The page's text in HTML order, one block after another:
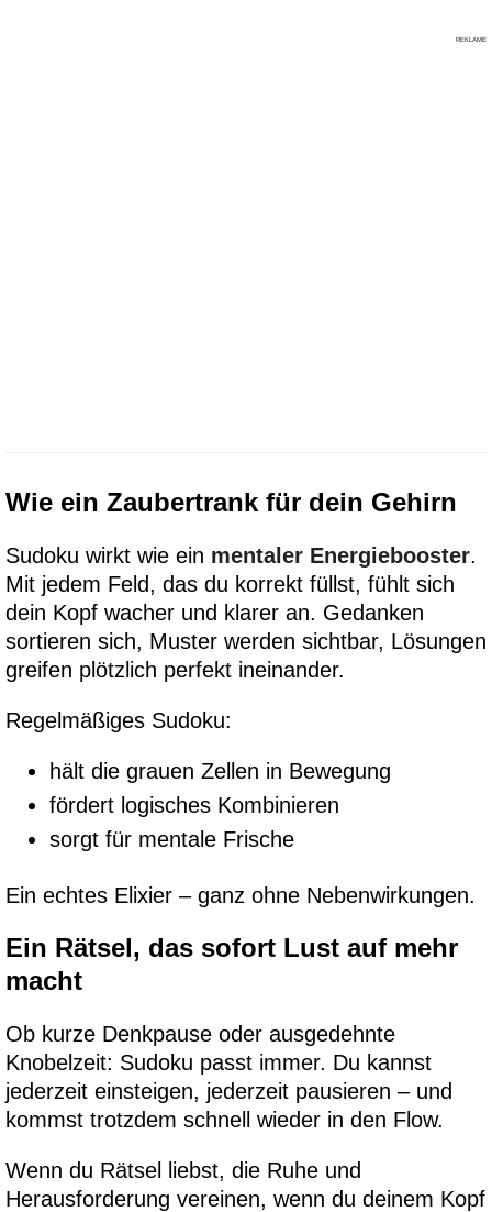
REKLAME
Wie ein Zaubertrank für dein Gehirn
Sudoku wirkt wie ein mentaler Energiebooster.
Mit jedem Feld, das du korrekt füllst, fühlt sich
dein Kopf wacher und klarer an. Gedanken
sortieren sich, Muster werden sichtbar, Lösungen
greifen plötzlich perfekt ineinander.
Regelmäßiges Sudoku:
hält die grauen Zellen in Bewegung
fördert logisches Kombinieren
sorgt für mentale Frische
Ein echtes Elixier – ganz ohne Nebenwirkungen.
Ein Rätsel, das sofort Lust auf mehr
macht
Ob kurze Denkpause oder ausgedehnte
Knobelzeit: Sudoku passt immer. Du kannst
jederzeit einsteigen, jederzeit pausieren – und
kommst trotzdem schnell wieder in den Flow.
Wenn du Rätsel liebst, die Ruhe und
Herausforderung vereinen, wenn du deinem Kopf